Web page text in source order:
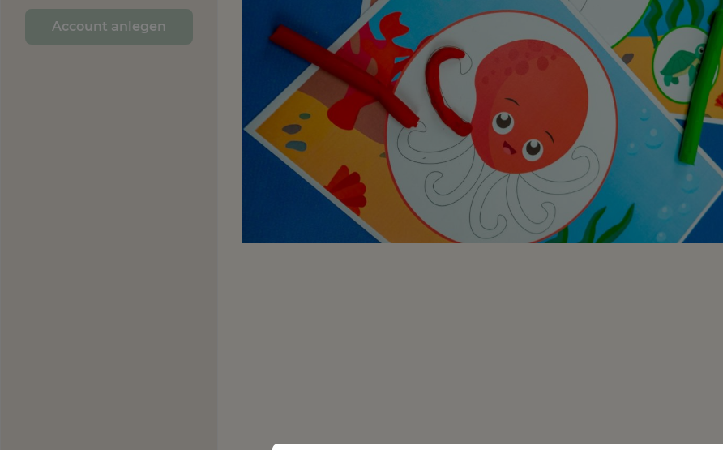
Account anlegen